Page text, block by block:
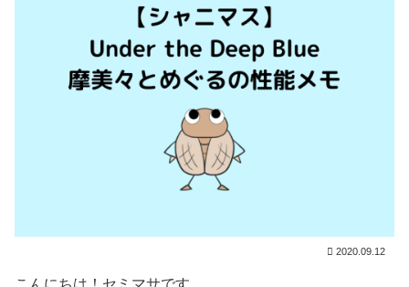
2020.09.12